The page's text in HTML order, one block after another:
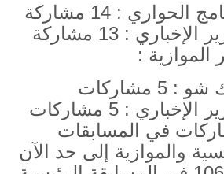
: 14 مشاركة
: 13 مشاركة
الموازية :
مشاركات
: 5 مشاركات
في المسابقات
والموازية إلى حد الآن